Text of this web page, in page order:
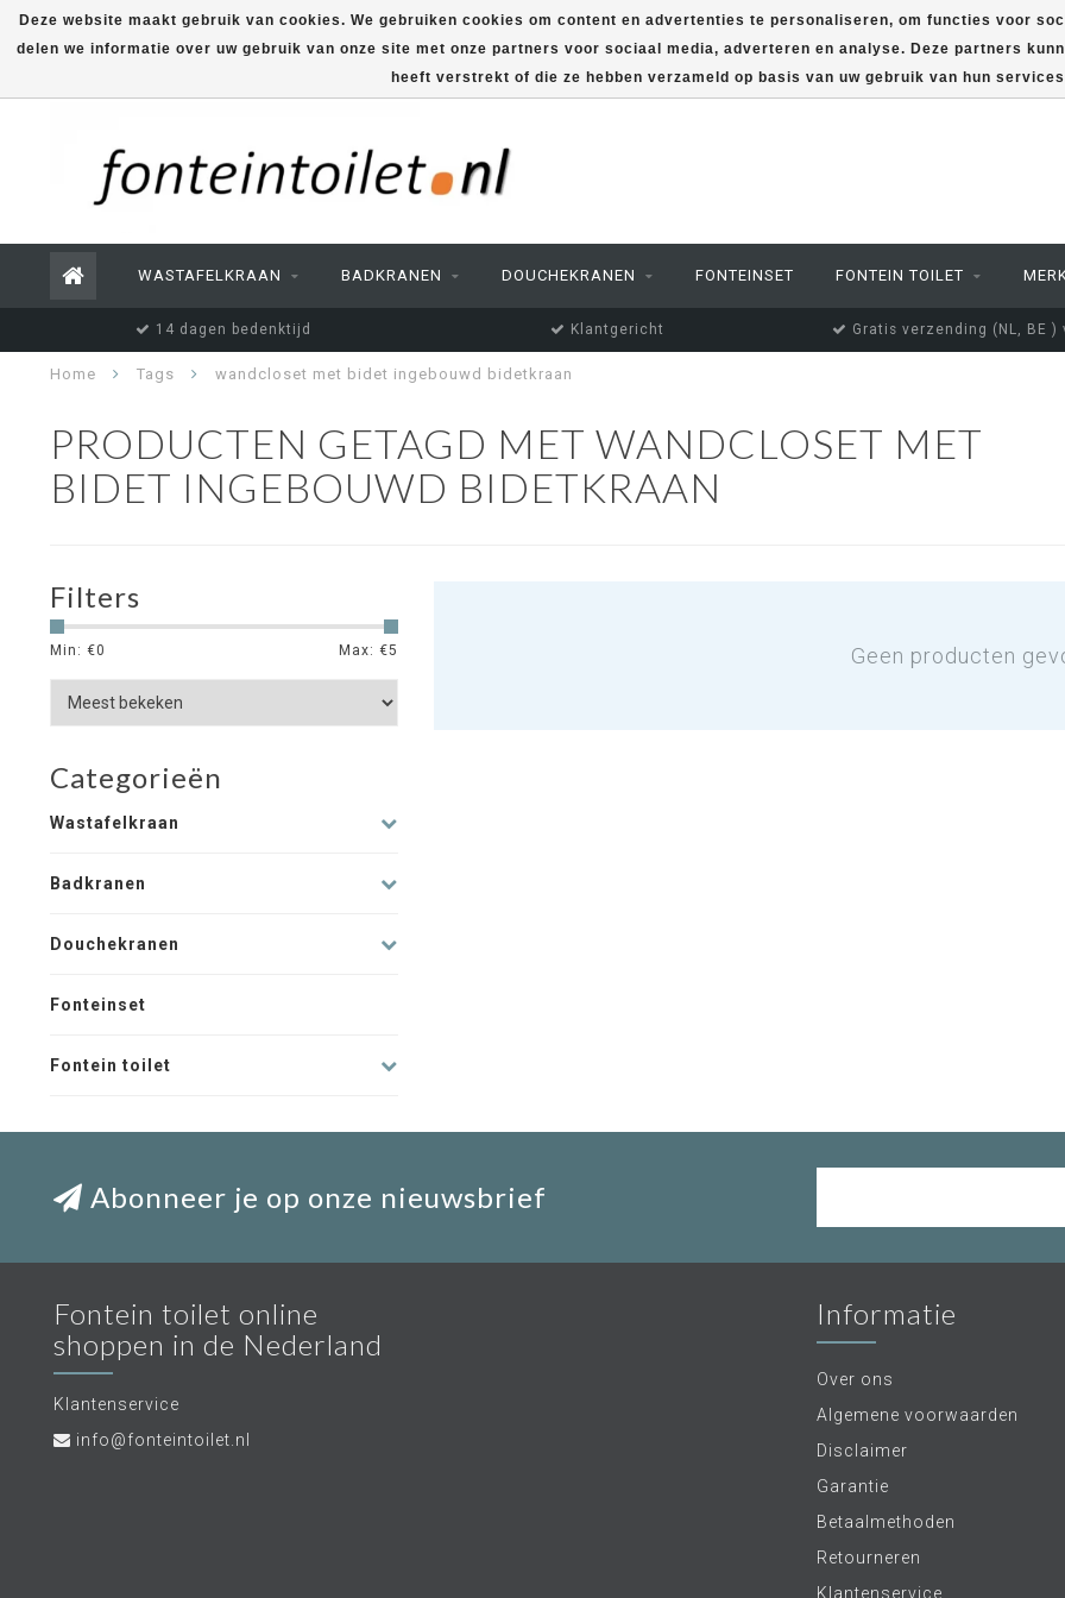
WASTAFELKRAAN BADKRANEN DOUCHEKRANEN FONTEINSET FONTEIN TOILET
14 dagen bedenktijd Klantgericht Gratis verzending (NL, BE )
Home Tags wandcloset met bidet ingebouwd bidetkraan
PRODUCTEN GETAGD MET WANDCLOSET MET
BIDET INGEBOUWD BIDETKRAAN
Filters
Min: €0 Max: €5
Categorieën
Wastafelkraan
Badkranen
Douchekranen
Fonteinset
Fontein toilet
Geen producten
Deze website maakt gebruik van cookies. We gebruiken cookies om content en advertenties te personaliseren, om functies voor
delen we informatie over uw gebruik van onze site met onze partners voor sociaal media, adverteren en analyse. Deze partners
heeft verstrekt of die ze hebben verzameld op basis van uw gebruik van hun
Abonneer je op onze nieuwsbrief
Fontein toilet online
shoppen in de Nederland
Klantenservice
info@fonteintoilet.nl
Informatie
Over ons
Algemene voorwaarden
Disclaimer
Garantie
Betaalmethoden
Retourneren
Klantenservice